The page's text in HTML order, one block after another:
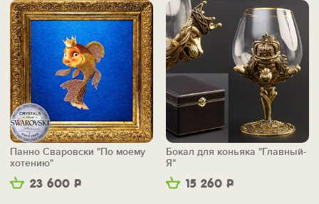
23 600 Р
Панно Сваровски "По моему
хотению"
15 260 Р
Бокал для коньяка "Главный-
Я"